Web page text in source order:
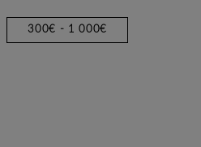
300€ - 1 000€